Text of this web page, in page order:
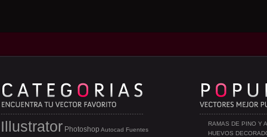
RAMAS DE PINO Y
HUEVOS
Illustrator Photoshop Autocad Fuentes